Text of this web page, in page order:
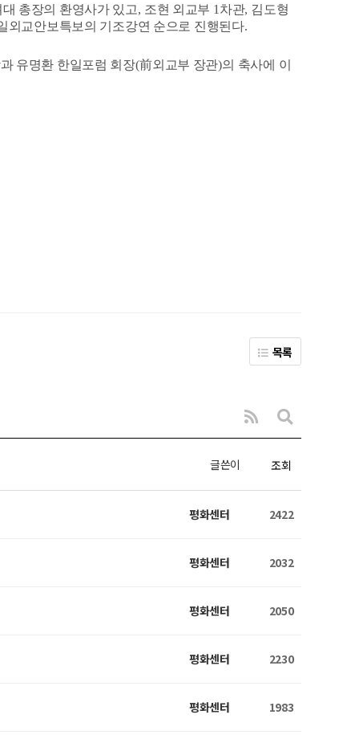
총장의 환영사가 있고, 조현 외교부 1 차관, 김도형
외교안보특보의 기조강연 순으로 진행된다.
유명환 한일포럼 회장(前외교부 장관)의 축사에 이
목록
글쓴이 조회
평화센터 2422
평화센터 2032
평화센터 2050
평화센터 2230
평화센터 1983